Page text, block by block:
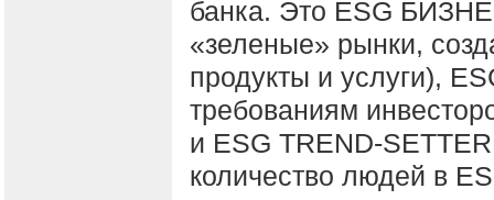
банка. Это ESG
«зеленые» рынки,
продукты и услуги),
требованиям
и ESG TREND-
количество людей в